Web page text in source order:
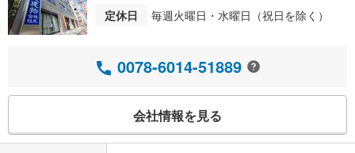
定休日
毎週火曜日・水曜日（祝日を除く）
0078-6014-51889
会社情報を見る